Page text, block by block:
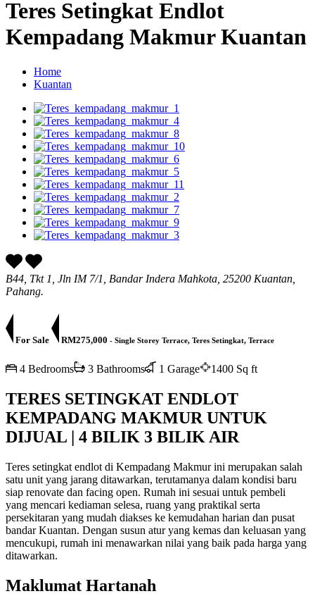
Teres Setingkat Endlot
Kempadang Makmur Kuantan
Home
Kuantan
B44, Tkt 1, Jln IM 7/1, Bandar Indera Mahkota, 25200 Kuantan,
Pahang.
For Sale RM275,000 - Single Storey Terrace, Teres Setingkat, Terrace
4 Bedrooms 3 Bathrooms 1 Garage 1400 Sq ft
TERES SETINGKAT ENDLOT
KEMPADANG MAKMUR UNTUK
DIJUAL | 4 BILIK 3 BILIK AIR
Teres setingkat endlot di Kempadang Makmur ini merupakan salah
satu unit yang jarang ditawarkan, terutamanya dalam kondisi baru
siap renovate dan facing open. Rumah ini sesuai untuk pembeli
yang mencari kediaman selesa, ruang yang praktikal serta
persekitaran yang mudah diakses ke kemudahan harian dan pusat
bandar Kuantan. Dengan susun atur yang kemas dan keluasan yang
mencukupi, rumah ini menawarkan nilai yang baik pada harga yang
ditawarkan.
Maklumat Hartanah